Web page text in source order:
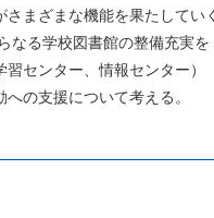
まざまな機能を果たしてい
なる学校図書館の整備充実を
センター、情報センター）
の支援について考える。